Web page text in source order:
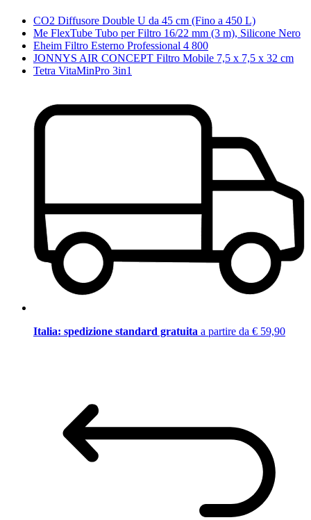
CO2 Diffusore Double U da 45 cm (Fino a 450 L)
Me FlexTube Tubo per Filtro 16/22 mm (3 m), Silicone Nero
Eheim Filtro Esterno Professional 4 800
JONNYS AIR CONCEPT Filtro Mobile 7,5 x 7,5 x 32 cm
Tetra VitaMinPro 3in1
Italia: spedizione standard gratuita a partire da € 59,90